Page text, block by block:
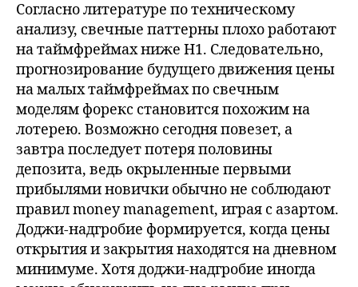
Согласно литературе по техническому
анализу, свечные паттерны плохо работают
на таймфреймах ниже H1. Следовательно,
прогнозирование будущего движения цены
на малых таймфреймах по свечным
моделям форекс становится похожим на
лотерею. Возможно сегодня повезет, а
завтра последует потеря половины
депозита, ведь окрыленные первыми
прибылями новички обычно не соблюдают
правил money management, играя с азартом.
Доджи-надгробие формируется, когда цены
открытия и закрытия находятся на дневном
минимуме. Хотя доджи-надгробие иногда